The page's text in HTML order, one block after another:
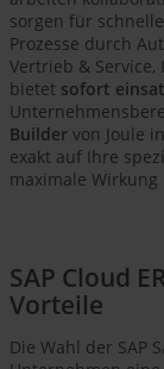
sorgen für
Prozesse durch
Vertrieb & Service,
bietet sofort
Builder von Joule
exakt auf Ihre
maximale
SAP Cloud
Vorteile
Die Wahl der SAP